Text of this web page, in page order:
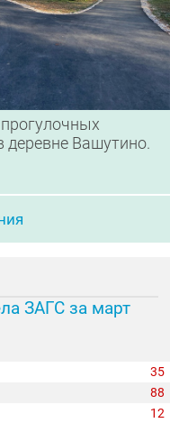
деревне Вашутино.
ЗАГС за март
35
88
12